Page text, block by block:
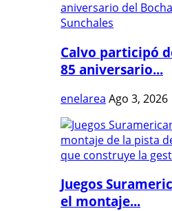
Calvo participó
85 aniversario...
enelarea Ago 3, 2026
Juegos
el montaje...